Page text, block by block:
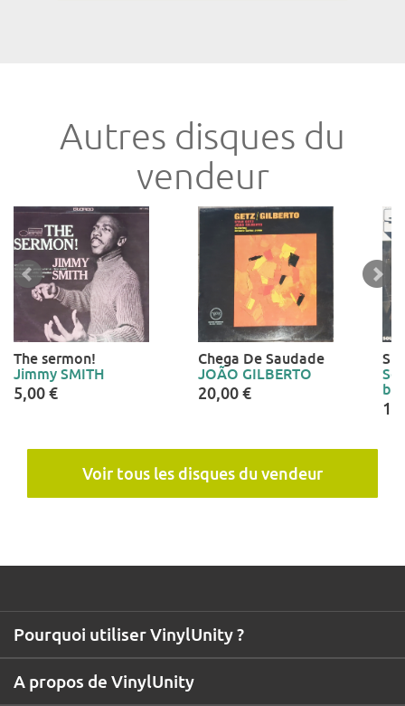
Autres disques du
vendeur
The sermon!
Jimmy SMITH
5,00 €
Chega De Saudade
JOÃO GILBERTO
20,00 €
Voir tous les disques du vendeur
A propos de VinylUnity
Pourquoi utiliser VinylUnity ?